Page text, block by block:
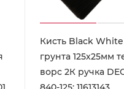
Кисть Black
грунта 125х25мм
ворс 2К ручка DECOR